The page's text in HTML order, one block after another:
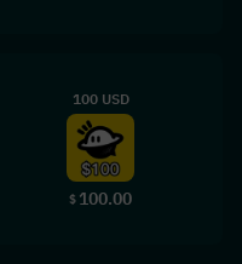
100 USD
$ 100.00